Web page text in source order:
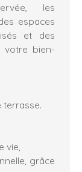
les
espaces
et des
votre bien-
terrasse.
vie,
grâce